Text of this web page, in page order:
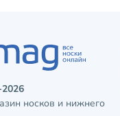
носков и нижнего